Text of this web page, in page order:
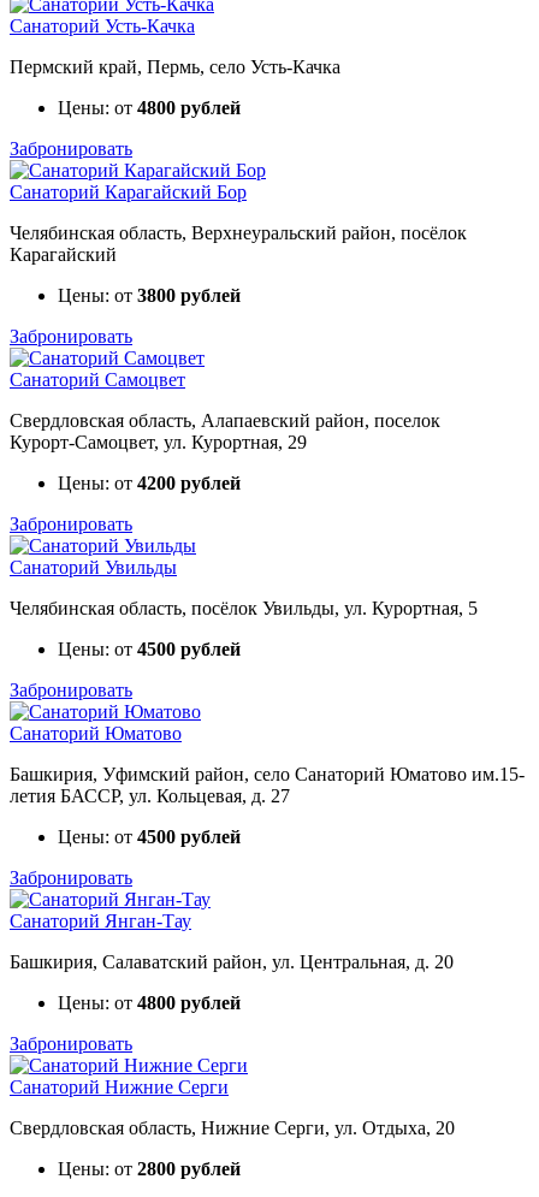
Санаторий Усть-Качка
Пермский край, Пермь, село Усть-Качка
Цены: от 4800 рублей
Забронировать
Санаторий Карагайский Бор
Челябинская область, Верхнеуральский район, посёлок
Карагайский
Цены: от 3800 рублей
Забронировать
Санаторий Самоцвет
Свердловская область, Алапаевский район, поселок
Курорт‑Самоцвет, ул. Курортная, 29
Цены: от 4200 рублей
Забронировать
Санаторий Увильды
Челябинская область, посёлок Увильды, ул. Курортная, 5
Цены: от 4500 рублей
Забронировать
Санаторий Юматово
Башкирия, Уфимский район, село Санаторий Юматово им.15-
летия БАССР, ул. Кольцевая, д. 27
Цены: от 4500 рублей
Забронировать
Санаторий Янган-Тау
Башкирия, Салаватский район, ул. Центральная, д. 20
Цены: от 4800 рублей
Забронировать
Санаторий Нижние Серги
Свердловская область, Нижние Серги, ул. Отдыха, 20
Цены: от 2800 рублей